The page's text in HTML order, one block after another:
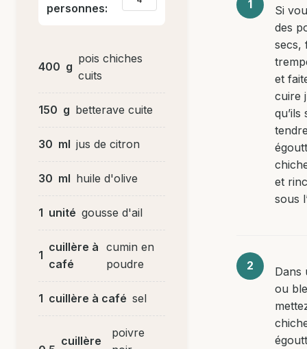
personnes:
400 g
pois chiches
cuits
150 g betterave cuite
30 ml jus de citron
30 ml huile d'olive
1 unité gousse d'ail
1
cuillère à
café
cumin en
poudre
1 cuillère à café sel
cuillère
poivre
Si
des
secs,
et
cuire
qu’ils
et
sous
Dans
ou